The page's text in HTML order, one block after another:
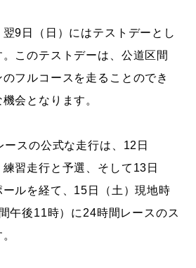
9日（日）にはテストデーとし
このテストデーは、公道区間
フルコースを走ることのでき
会となります。
スの公式な走行は、12日
練習走行と予選、そして13日
ールを経て、15日（土）現地時
午後11時）に24時間レースのス